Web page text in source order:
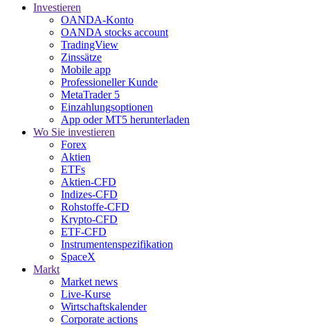
Investieren
OANDA-Konto
OANDA stocks account
TradingView
Zinssätze
Mobile app
Professioneller Kunde
MetaTrader 5
Einzahlungsoptionen
App oder MT5 herunterladen
Wo Sie investieren
Forex
Aktien
ETFs
Aktien-CFD
Indizes-CFD
Rohstoffe-CFD
Krypto-CFD
ETF-CFD
Instrumentenspezifikation
SpaceX
Markt
Market news
Live-Kurse
Wirtschaftskalender
Corporate actions